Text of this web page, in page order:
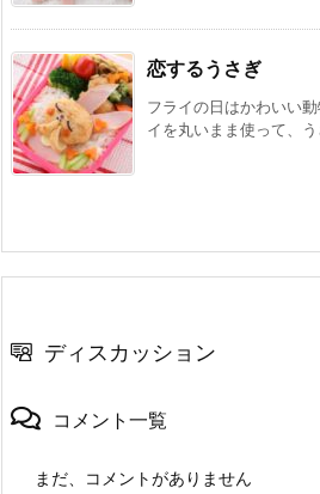
恋するうさぎ
フライの日はかわいい
イを丸いまま使って、
ディスカッション
コメント一覧
まだ、コメントがありません